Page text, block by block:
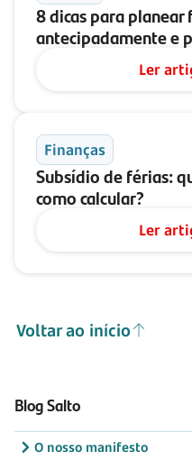
8 dicas para planear
antecipadamente e
Ler
Finanças
Subsídio de férias:
como calcular?
Ler
Voltar ao início
Blog Salto
O nosso manifesto